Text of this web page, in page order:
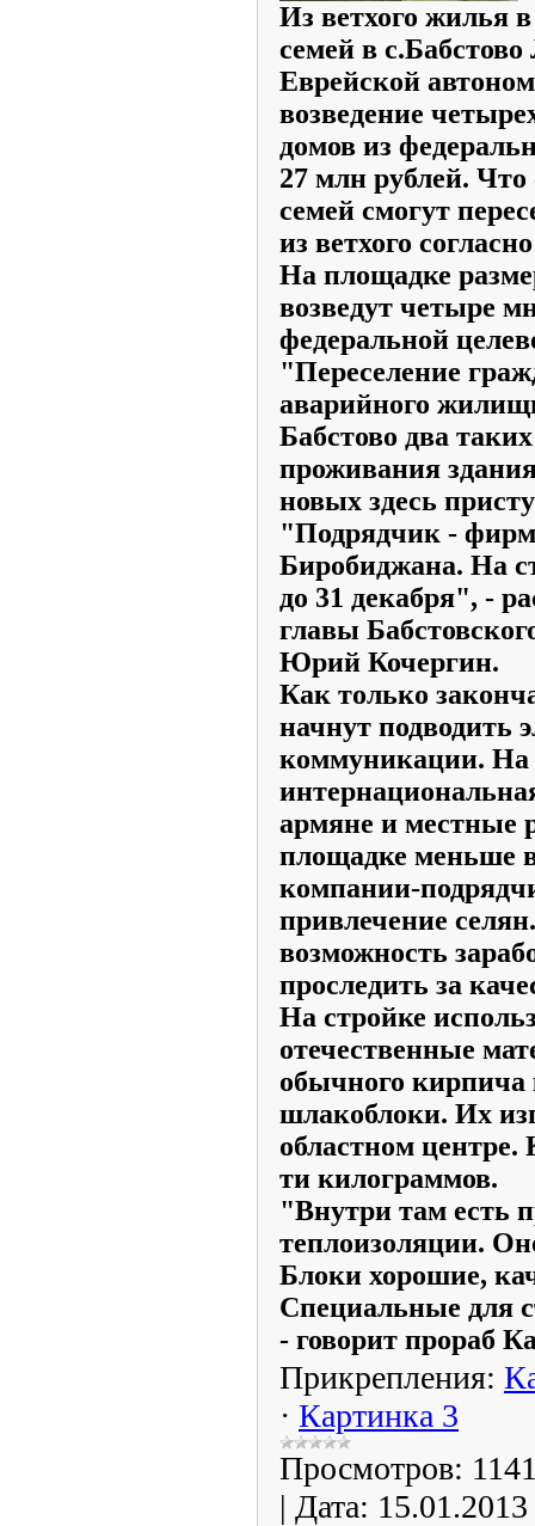
Из ветхого жилья
семей в
Еврейской
возведение
домов из
27 млн рублей.
семей смогут
из ветхого
На площадке
возведут четыре
федеральной
"Переселение
аварийного
Бабстово два
проживания
новых здесь
"Подрядчик -
Биробиджана. На
до 31 декабря", -
главы
Юрий Кочергин.
Как только
начнут подводить
коммуникации. На
армяне и местные
площадке меньше
компании-
привлечение
возможность
проследить за
На стройке
отечественные
обычного кирпича
шлакоблоки. Их
областном
ти килограммов.
"Внутри там есть
теплоизоляции.
Блоки хорошие,
Специальные для
- говорит прораб
Прикрепления:
· Картинка 3
Просмотров:
| Дата: 15.01.2013